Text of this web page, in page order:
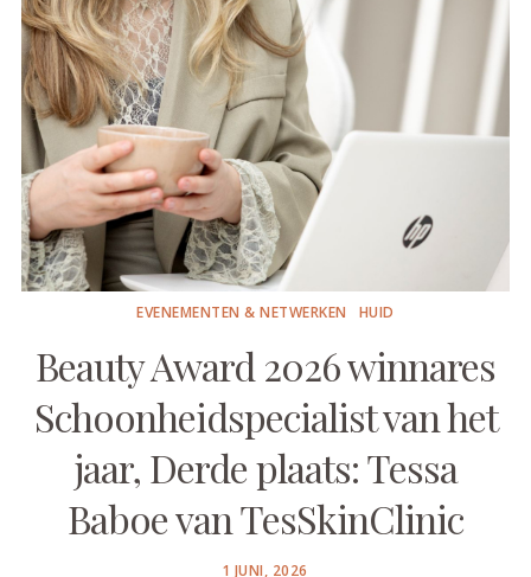
EVENEMENTEN & NETWERKEN HUID
Beauty Award 2026 winnares
Schoonheidspecialist van het
jaar, Derde plaats: Tessa
Baboe van TesSkinClinic
POSTED
1 JUNI, 2026